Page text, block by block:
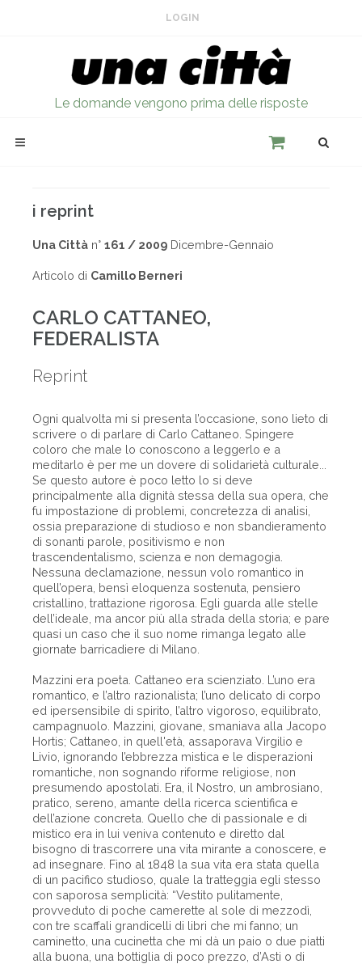
LOGIN
Le domande vengono prima delle risposte
i reprint
Una Città n° 161 / 2009 Dicembre-Gennaio
Articolo di Camillo Berneri
CARLO CATTANEO,
FEDERALISTA
Reprint
Ogni qualvolta mi si presenta l’occasione, sono lieto di
scrivere o di parlare di Carlo Cattaneo. Spingere
coloro che male lo conoscono a leggerlo e a
meditarlo è per me un dovere di solidarietà culturale...
Se questo autore è poco letto lo si deve
principalmente alla dignità stessa della sua opera, che
fu impostazione di problemi, concretezza di analisi,
ossia preparazione di studioso e non sbandieramento
di sonanti parole, positivismo e non
trascendentalismo, scienza e non demagogia.
Nessuna declamazione, nessun volo romantico in
quell’opera, bensì eloquenza sostenuta, pensiero
cristallino, trattazione rigorosa. Egli guarda alle stelle
dell’ideale, ma ancor più alla strada della storia; e pare
quasi un caso che il suo nome rimanga legato alle
giornate barricadiere di Milano.
Mazzini era poeta. Cattaneo era scienziato. L’uno era
romantico, e l’altro razionalista; l’uno delicato di corpo
ed ipersensibile di spirito, l’altro vigoroso, equilibrato,
campagnuolo. Mazzini, giovane, smaniava alla Jacopo
Hortis; Cattaneo, in quell'età, assaporava Virgilio e
Livio, ignorando l’ebbrezza mistica e le disperazioni
romantiche, non sognando riforme religiose, non
presumendo apostolati. Era, il Nostro, un ambrosiano,
pratico, sereno, amante della ricerca scientifica e
dell’azione concreta. Quello che di passionale e di
mistico era in lui veniva contenuto e diretto dal
bisogno di trascorrere una vita mirante a conoscere, e
ad insegnare. Fino al 1848 la sua vita era stata quella
di un pacifico studioso, quale la tratteggia egli stesso
con saporosa semplicità: “Vestito pulitamente,
provveduto di poche camerette al sole di mezzodì,
con tre scaffali grandicelli di libri che mi fanno; un
caminetto, una cucinetta che mi dà un paio o due piatti
alla buona, una bottiglia di poco prezzo, d’Asti o di